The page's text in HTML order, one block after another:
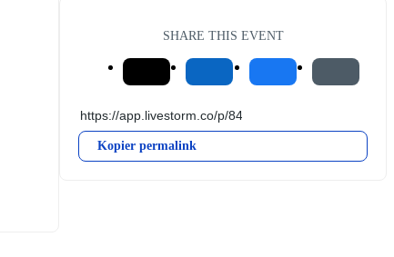
SHARE THIS EVENT
Kopier permalink